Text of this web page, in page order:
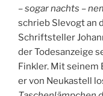
– sogar nachts –
schrieb Slevogt an
Schriftsteller
der Todesanzeige
Finkler. Mit seinem
er von Neukastell